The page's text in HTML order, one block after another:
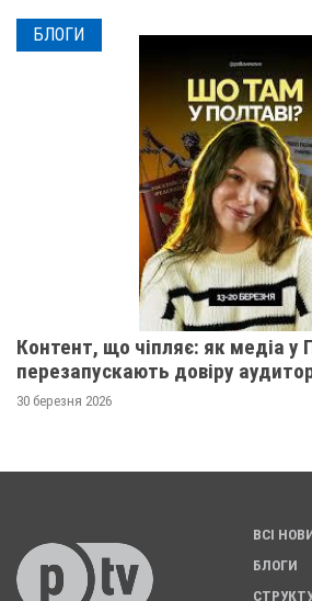
БЛОГИ
Контент, що чіпляє: як медіа у
перезапускають довіру
30 березня 2026
ВСІ
БЛОГИ